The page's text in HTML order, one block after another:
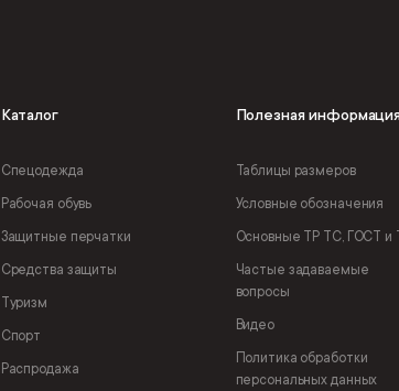
Каталог
Спецодежда
Рабочая обувь
Защитные перчатки
Средства защиты
Туризм
Спорт
Распродажа
Полезная
Таблицы размеров
Условные обозначения
Основные ТР ТС, ГОСТ и
Частые задаваемые
вопросы
Видео
Политика обработки
персональных данных